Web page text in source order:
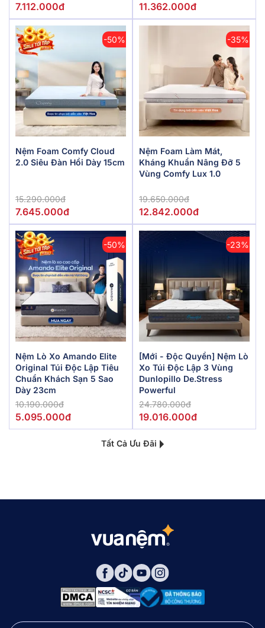
7.112.000đ 11.362.000đ
-50%
Nệm Foam Comfy Cloud
2.0 Siêu Đàn Hồi Dày 15cm
15.290.000đ
7.645.000đ
-35%
Nệm Foam Làm Mát,
Kháng Khuẩn Nâng Đỡ 5
Vùng Comfy Lux 1.0
19.650.000đ
12.842.000đ
-50%
Nệm Lò Xo Amando Elite
Original Túi Độc Lập Tiêu
Chuẩn Khách Sạn 5 Sao
Dày 23cm
10.190.000đ
5.095.000đ
-23%
[Mới - Độc Quyền] Nệm Lò
Xo Túi Độc Lập 3 Vùng
Dunlopillo De.Stress
Powerful
24.780.000đ
19.016.000đ
Tất Cả Ưu Đãi